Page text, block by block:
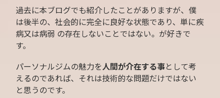
過去に本ブログでも紹介したことがありますが、僕
は後半の、社会的に完全に良好な状態であり、単に疾
病又は病弱 の存在しないことではない。が好きで
す。
パーソナルジムの魅力を 人間が介在する事として考
えるのであれば、それは技術的な問題だけではない
と思うのです。